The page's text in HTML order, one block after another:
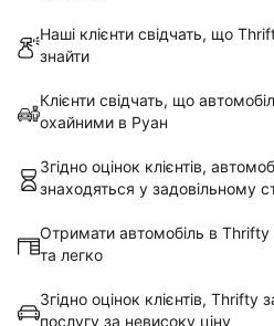
Наші клієнти свідчать, що
знайти
Клієнти свідчать, що
охайними в Руан
Згідно оцінок клієнтів,
знаходяться у задовільному
Отримати автомобіль в
та легко
Згідно оцінок клієнтів,
послугу за невисоку ціну